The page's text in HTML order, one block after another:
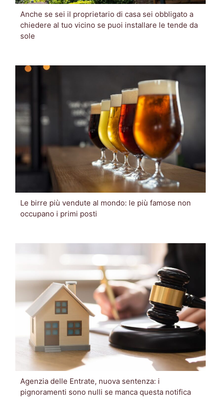
Anche se sei il proprietario di casa sei obbligato a
chiedere al tuo vicino se puoi installare le tende da
sole
Le birre più vendute al mondo: le più famose non
occupano i primi posti
Agenzia delle Entrate, nuova sentenza: i
pignoramenti sono nulli se manca questa notifica